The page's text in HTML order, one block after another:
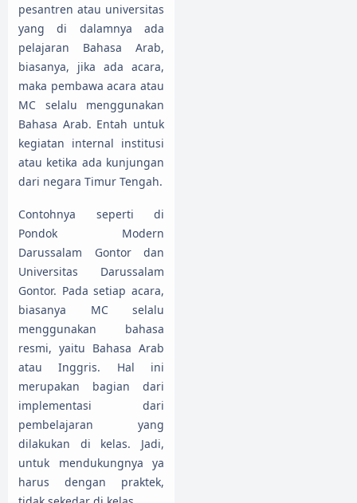
pesantren atau universitas
yang di dalamnya ada
pelajaran Bahasa Arab,
biasanya, jika ada acara,
maka pembawa acara atau
MC selalu menggunakan
Bahasa Arab. Entah untuk
kegiatan internal institusi
atau ketika ada kunjungan
dari negara Timur Tengah.
Contohnya seperti di
Pondok Modern
Darussalam Gontor dan
Universitas Darussalam
Gontor. Pada setiap acara,
biasanya MC selalu
menggunakan bahasa
resmi, yaitu Bahasa Arab
atau Inggris. Hal ini
merupakan bagian dari
implementasi dari
pembelajaran yang
dilakukan di kelas. Jadi,
untuk mendukungnya ya
harus dengan praktek,